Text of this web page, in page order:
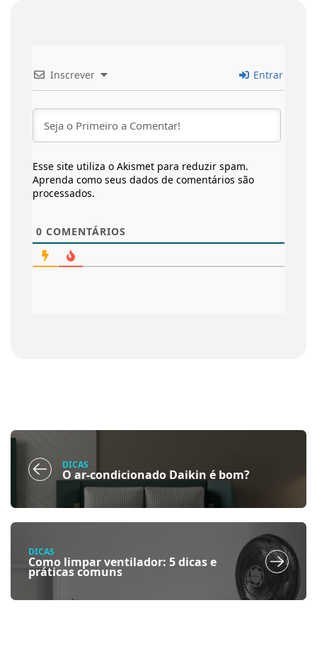
Inscrever Entrar
Esse site utiliza o Akismet para reduzir spam.
Aprenda como seus dados de comentários são
processados.
0 COMENTÁRIOS
DICAS
O ar-condicionado Daikin é bom?
DICAS
Como limpar ventilador: 5 dicas e
práticas comuns